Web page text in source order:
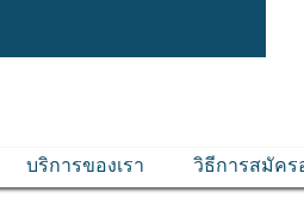
บริการของเรา วิธีการสมัคร